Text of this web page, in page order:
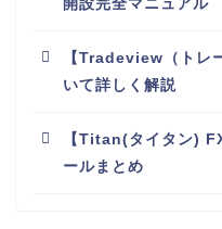
開設完全マニュアル
【Tradeview（トレ
いて詳しく解説
【Titan(タイタン)
ールまとめ